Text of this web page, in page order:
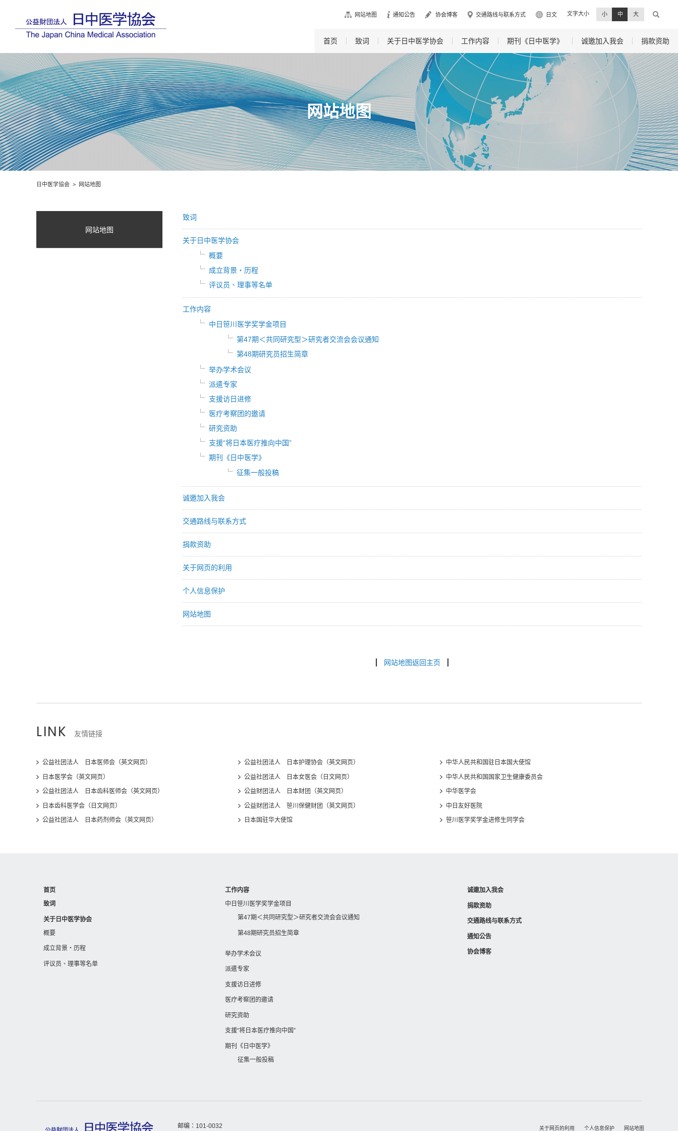
网站地图 通知公告 协会博客 交通路线与联系方式 日文 文字大小 小 中 大
首页 致词 关于日中医学协会 工作内容 期刊《日中医学》 诚邀加入我会 捐款资助
网站地图
日中医学協会 网站地图
致词
关于日中医学协会
概要
成立背景・历程
评议员、理事等名单
工作内容
中日笹川医学奖学金项目
第47期＜共同研究型＞研究者交流会会议通知
第48期研究员招生简章
举办学术会议
派遣专家
支援访日进修
医疗考察团的邀请
研究资助
支援“将日本医疗推向中国”
期刊《日中医学》
征集一般投稿
诚邀加入我会
交通路线与联系方式
捐款资助
关于网页的利用
个人信息保护
网站地图
网站地图返回主页
网站地图
LINK 友情链接
公益社团法人 日本医师会（英文网页）
日本医学会（英文网页）
公益社团法人 日本齿科医师会（英文网页）
日本齿科医学会（日文网页）
公益社团法人 日本药剂师会（英文网页）
公益社团法人 日本护理协会（英文网页）
公益社团法人 日本女医会（日文网页）
公益财团法人 日本财团（英文网页）
公益财团法人 笹川保健财团（英文网页）
日本国驻华大使馆
中华人民共和国驻日本国大使馆
中华人民共和国国家卫生健康委员会
中华医学会
中日友好医院
笹川医学奖学金进修生同学会
首页
致词
关于日中医学协会
概要
成立背景・历程
评议员、理事等名单
工作内容
中日笹川医学奖学金项目
第47期＜共同研究型＞研究者交流会会议通知
第48期研究员招生简章
举办学术会议
派遣专家
支援访日进修
医疗考察团的邀请
研究资助
支援“将日本医疗推向中国”
期刊《日中医学》
征集一般投稿
诚邀加入我会
捐款资助
交通路线与联系方式
通知公告
协会博客
邮编：101-0032 关于网页的利用 个人信息保护 网站地图